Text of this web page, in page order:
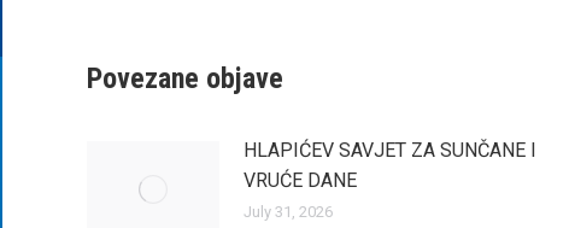
Povezane objave
HLAPIĆEV SAVJET ZA SUNČANE I
VRUĆE DANE
July 31, 2026